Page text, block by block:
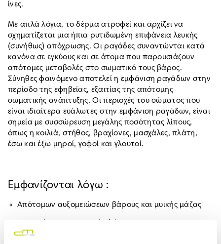
ίνες.
Με απλά λόγια, το δέρμα ατροφεί και αρχίζει να
σχηματίζεται μια ήπια ρυτιδωμένη επιφάνεια λευκής
(συνήθως) απόχρωσης. Οι ραγάδες συναντώνται κατά
κανόνα σε εγκύους και σε άτομα που παρουσιάζουν
απότομες μεταβολές στο σωματικό τους βάρος.
Σύνηθες φαινόμενο αποτελεί η εμφάνιση ραγάδων στην
περίοδο της εφηβείας, εξαιτίας της απότομης
σωματικής ανάπτυξης. Οι περιοχές του σώματος που
είναι ιδιαίτερα ευάλωτες στην εμφάνιση ραγάδων, είναι
σημεία με συσσώρευση μεγάλης ποσότητας λίπους,
όπως η κοιλιά, στήθος, βραχίονες, μασχάλες, πλάτη,
έσω και έξω μηροί, γοφοί και γλουτοί.
Εμφανίζονται λόγω :
Απότομων αυξομειώσεων βάρους και μυικής μάζας